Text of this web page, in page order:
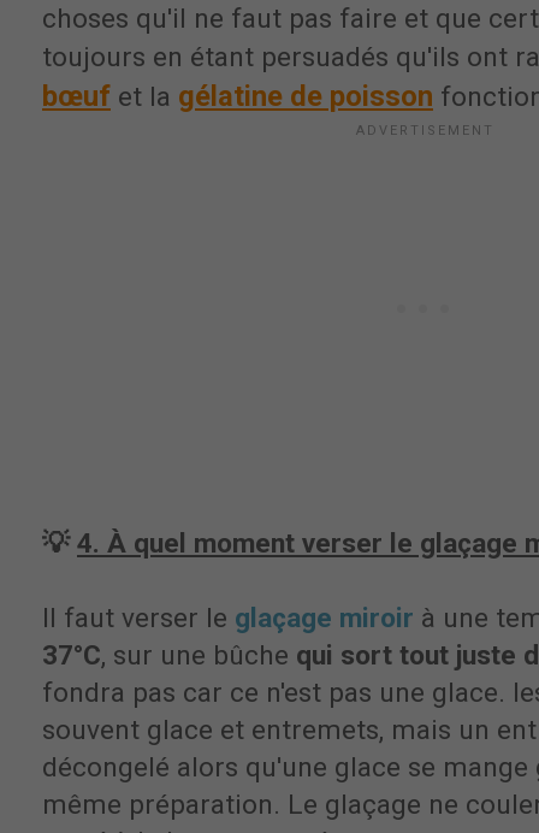
choses qu'il ne faut pas faire et que
toujours en étant persuadés qu'ils ont
bœuf et la gélatine de poisson
💡4. À quel moment verser le glaçage
Il faut verser le glaçage miroir à une
37°C, sur une bûche qui sort tout juste
fondra pas car ce n'est pas une glace.
souvent glace et entremets, mais un
décongelé alors qu'une glace se mange
même préparation. Le glaçage ne